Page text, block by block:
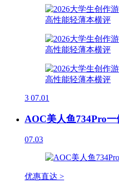
3 07.01
AOC美人鱼734Pro一
07.03
优惠直达 >